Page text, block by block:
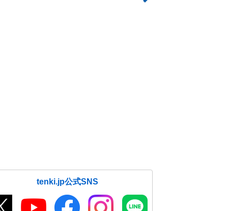
tenki.jp公式SNS